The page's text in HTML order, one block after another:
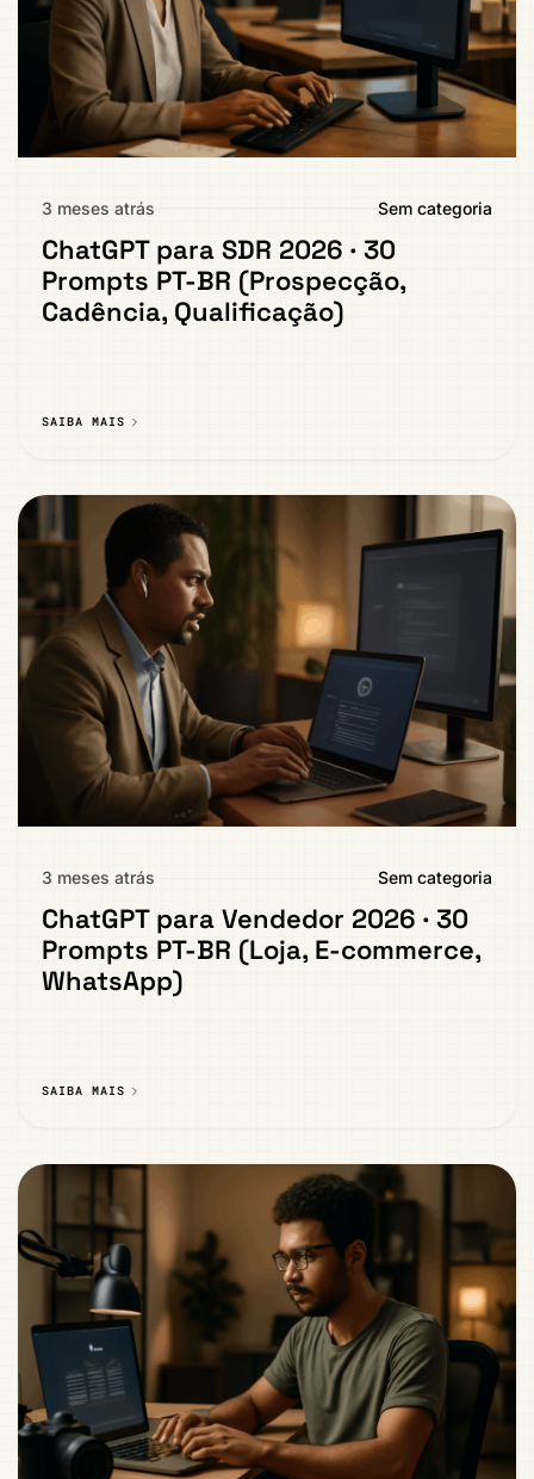
3 meses atrás Sem categoria
ChatGPT para SDR 2026 · 30
Prompts PT-BR (Prospecção,
Cadência, Qualificação)
SAIBA MAIS
3 meses atrás Sem categoria
ChatGPT para Vendedor 2026 · 30
Prompts PT-BR (Loja, E-commerce,
WhatsApp)
SAIBA MAIS